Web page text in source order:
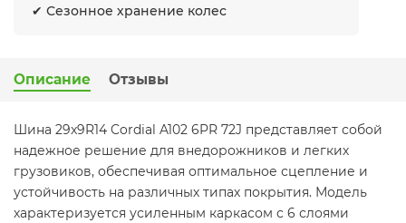
✔ Сезонное хранение колес
Описание Отзывы
Шина 29x9R14 Cordial A102 6PR 72J представляет собой
надежное решение для внедорожников и легких
грузовиков, обеспечивая оптимальное сцепление и
устойчивость на различных типах покрытия. Модель
характеризуется усиленным каркасом с 6 слоями